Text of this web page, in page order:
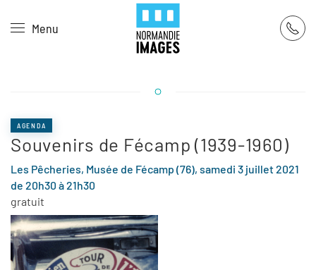
Skip to main content
Menu
AGENDA
Souvenirs de Fécamp (1939-1960)
Les Pêcheries, Musée de Fécamp (76), samedi 3 juillet 2021
de 20h30 à 21h30
gratuit
Panneau de gestion des cookies